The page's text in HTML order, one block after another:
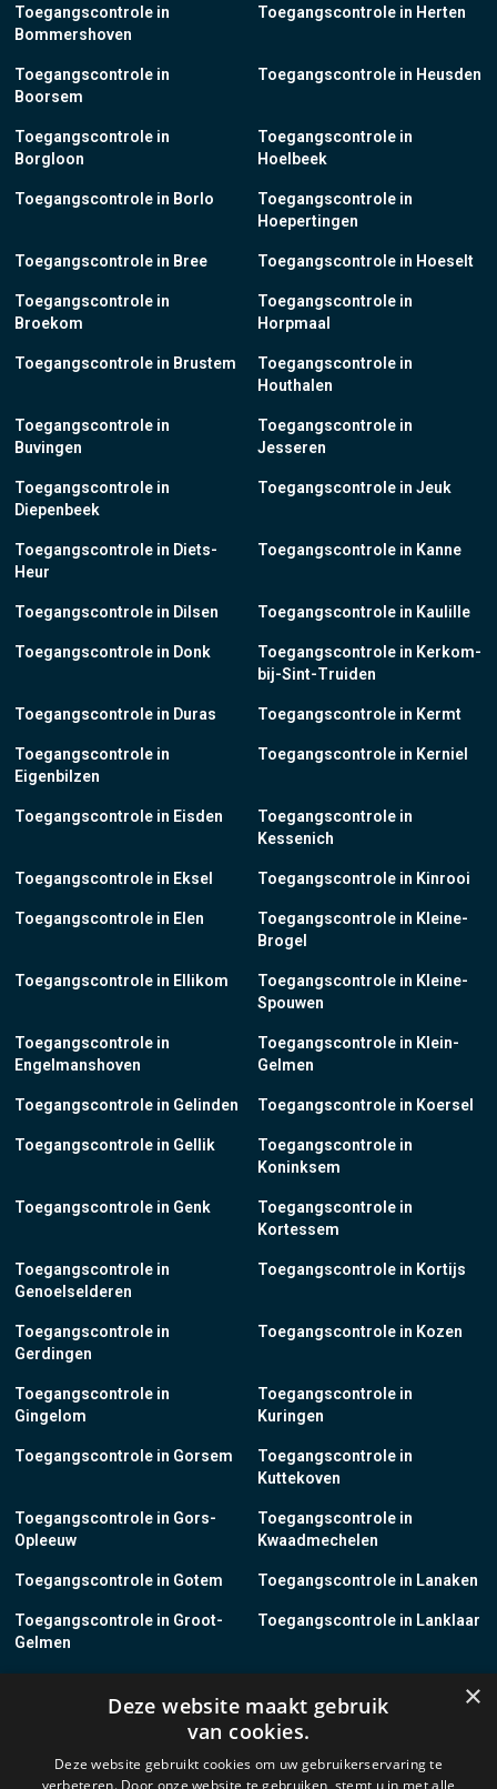
Toegangscontrole in
Bommershoven
Toegangscontrole in
Boorsem
Toegangscontrole in
Borgloon
Toegangscontrole in Borlo
Toegangscontrole in Bree
Toegangscontrole in
Broekom
Toegangscontrole in Brustem
Toegangscontrole in
Buvingen
Toegangscontrole in
Diepenbeek
Toegangscontrole in Diets-
Heur
Toegangscontrole in Dilsen
Toegangscontrole in Donk
Toegangscontrole in Duras
Toegangscontrole in
Eigenbilzen
Toegangscontrole in Eisden
Toegangscontrole in Eksel
Toegangscontrole in Elen
Toegangscontrole in Ellikom
Toegangscontrole in
Engelmanshoven
Toegangscontrole in Gelinden
Toegangscontrole in Gellik
Toegangscontrole in Genk
Toegangscontrole in
Genoelselderen
Toegangscontrole in
Gerdingen
Toegangscontrole in
Gingelom
Toegangscontrole in Gorsem
Toegangscontrole in Gors-
Opleeuw
Toegangscontrole in Gotem
Toegangscontrole in Groot-
Gelmen
Toegangscontrole in Grote-
Brogel
Toegangscontrole in Herten
Toegangscontrole in Heusden
Toegangscontrole in
Hoelbeek
Toegangscontrole in
Hoepertingen
Toegangscontrole in Hoeselt
Toegangscontrole in
Horpmaal
Toegangscontrole in
Houthalen
Toegangscontrole in
Jesseren
Toegangscontrole in Jeuk
Toegangscontrole in Kanne
Toegangscontrole in Kaulille
Toegangscontrole in Kerkom-
bij-Sint-Truiden
Toegangscontrole in Kermt
Toegangscontrole in Kerniel
Toegangscontrole in
Kessenich
Toegangscontrole in Kinrooi
Toegangscontrole in Kleine-
Brogel
Toegangscontrole in Kleine-
Spouwen
Toegangscontrole in Klein-
Gelmen
Toegangscontrole in Koersel
Toegangscontrole in
Koninksem
Toegangscontrole in
Kortessem
Toegangscontrole in Kortijs
Toegangscontrole in Kozen
Toegangscontrole in
Kuringen
Toegangscontrole in
Kuttekoven
Toegangscontrole in
Kwaadmechelen
Toegangscontrole in Lanaken
Toegangscontrole in Lanklaar
Toegangscontrole in
Leopoldsburg
×
Deze website maakt gebruik
van cookies.
Deze website gebruikt cookies om uw gebruikerservaring te
verbeteren. Door onze website te gebruiken, stemt u in met alle